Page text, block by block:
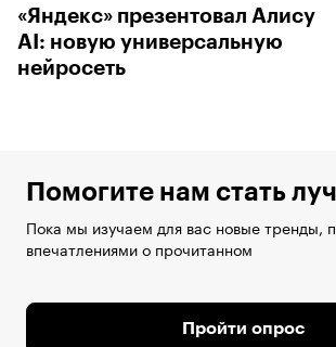
«Яндекс» презентовал Алису
AI: новую универсальную
нейросеть
Помогите нам стать
Пока мы изучаем для вас новые тренды,
впечатлениями о прочитанном
Пройти опрос